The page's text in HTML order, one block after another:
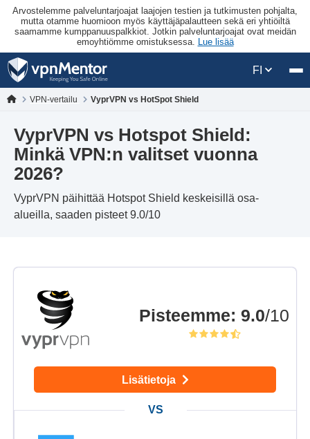
Arvostelemme palveluntarjoajat laajojen testien ja tutkimusten pohjalta,
mutta otamme huomioon myös käyttäjäpalautteen sekä eri yhtiöiltä
saamamme kumppanuuspalkkiot. Jotkin palveluntarjoajat ovat meidän
emoyhtiömme omistuksessa. Lue lisää
FI
VPN-vertailu VyprVPN vs HotSpot Shield
VyprVPN vs Hotspot Shield:
Minkä VPN:n valitset vuonna
2026?
VyprVPN päihittää Hotspot Shield keskeisillä osa-
alueilla, saaden pisteet 9.0/10
Pisteemme: 9.0/10
Lisätietoja